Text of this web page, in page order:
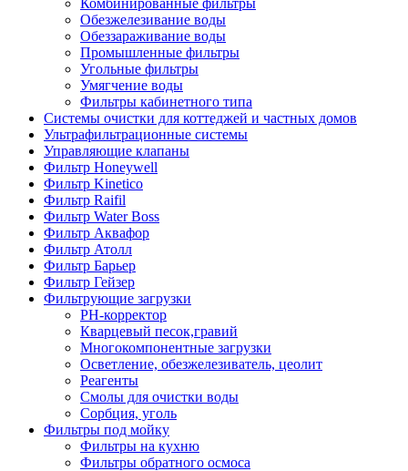
Комбинированные фильтры
Обезжелезивание воды
Обеззараживание воды
Промышленные фильтры
Угольные фильтры
Умягчение воды
Фильтры кабинетного типа
Системы очистки для коттеджей и частных домов
Ультрафильтрационные системы
Управляющие клапаны
Фильтр Honeywell
Фильтр Kinetico
Фильтр Raifil
Фильтр Water Boss
Фильтр Аквафор
Фильтр Атолл
Фильтр Барьер
Фильтр Гейзер
Фильтрующие загрузки
PH-корректор
Кварцевый песок,гравий
Многокомпонентные загрузки
Осветление, обезжелезиватель, цеолит
Реагенты
Смолы для очистки воды
Сорбция, уголь
Фильтры под мойку
Фильтры на кухню
Фильтры обратного осмоса